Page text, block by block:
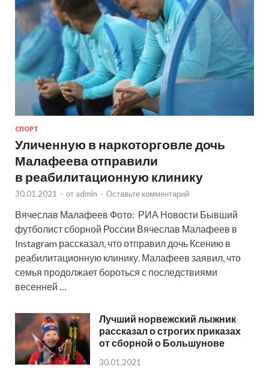
СПОРТ
Уличенную в наркоторговле дочь
Малафеева отправили
в реабилитационную клинику
30.01.2021 - от admin - Оставьте комментарий
Вячеслав Малафеев Фото: РИА Новости Бывший
футболист сборной России Вячеслав Малафеев в
Instagram рассказал, что отправил дочь Ксению в
реабилитационную клинику. Малафеев заявил, что
семья продолжает бороться с последствиями
весенней …
Лучший норвежский лыжник
рассказал о строгих приказах
от сборной о Большунове
30.01.2021